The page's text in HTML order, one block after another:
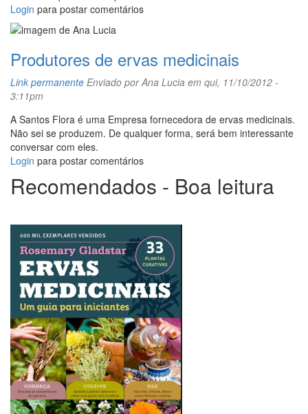
Login para postar comentários
Produtores de ervas medicinais
Link permanente Enviado porAna Lucia em qui, 11/10/2012 -
3:11pm
A Santos Flora é uma Empresa fornecedora de ervas medicinais.
Não sei se produzem. De qualquer forma, será bem interessante
conversar com eles.
Login para postar comentários
Recomendados - Boa leitura